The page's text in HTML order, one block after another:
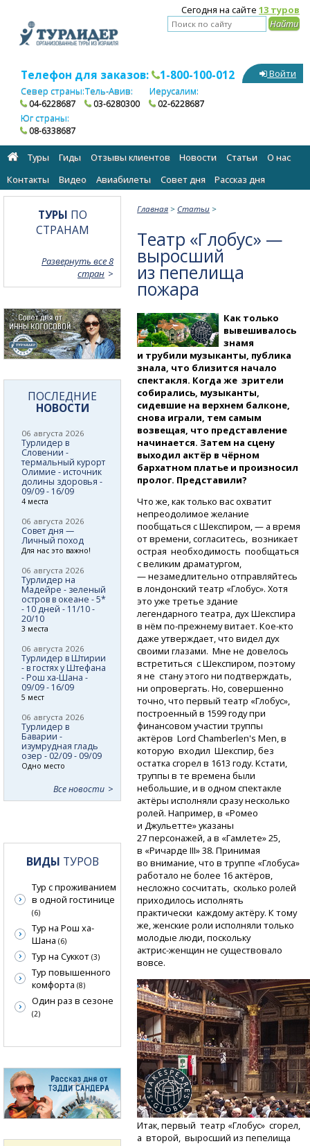
Сегодня на сайте 13 туров
Телефон для заказов: 1-800-100-012
Север страны:
04-6228687
Тель-Авив:
03-6280300
Иерусалим:
02-6228687
Юг страны:
08-6338687
Войти
Туры Гиды Отзывы клиентов Новости Статьи
О нас
Контакты
Видео Авиабилеты Cовет дня Рассказ дня
Главная > Статьи >
Театр «Глобус» —
выросший
из пепелища
пожара
Как только
вывешивалось
знамя
и трубили музыканты, публика
знала, что близится начало
спектакля. Когда же зрители
собирались, музыканты,
сидевшие на верхнем балконе,
снова играли, тем самым
возвещая, что представление
начинается. Затем на сцену
выходил актёр в чёрном
бархатном платье и произносил
пролог. Представили?
Что же, как только вас охватит
непреодолимое желание
пообщаться с Шекспиром, — а время
от времени, согласитесь, возникает
острая необходимость пообщаться
с великим драматургом,
— незамедлительно отправляйтесь
в лондонский театр «Глобус». Хотя
это уже третье здание
легендарного театра, дух Шекспира
в нёмпо-прежнемувитает.Кое-кто
даже утверждает, что видел дух
своими глазами. Мне не довелось
встретиться с Шекспиром, поэтому
я не стану этого ни подтверждать,
ни опровергать. Но, совершенно
точно, что первый театр «Глобус»,
построенный в 1599 году при
финансовом участии труппы
актёров Lord Chamberlen's Men, в
которую входил Шекспир, без
остатка сгорел в 1613 году. Кстати,
труппы в те времена были
небольшие, и в одном спектакле
актёры исполняли сразу несколько
ролей. Например, в «Ромео
и Джульетте» указаны
27 персонажей, а в «Гамлете» 25,
в «Ричарде III» 38. Принимая
во внимание, что в труппе «Глобуса»
работало не более 16 актёров,
несложно сосчитать, сколько ролей
приходилось исполнять
практически каждому актёру. К тому
же, женские роли исполняли только
молодые люди, поскольку
актрис-женщин не существовало
вовсе.
Итак, первый театр «Глобус» сгорел,
а второй, выросший из пепелища
ТУРЫ ПО
СТРАНАМ
Развернуть все 8
стран
ПОСЛЕДНИЕ
НОВОСТИ
06 августа 2026
Турлидер в
Словении -
термальный курорт
Олимие - источник
долины здоровья -
09/09 - 16/09
4 места
06 августа 2026
Совет дня —
Личный поход
Для нас это важно!
06 августа 2026
Турлидер на
Мадейре - зеленый
остров в океане - 5*
- 10 дней - 11/10 -
20/10
3 места
06 августа 2026
Турлидер в Штирии
- в гостях у Штефана
- Рош ха-Шана -
09/09 - 16/09
5 мест
06 августа 2026
Турлидер в
Баварии -
изумрудная гладь
озер - 02/09 - 09/09
Одно место
Все новости
ВИДЫ ТУРОВ
Тур с проживанием
в одной гостинице
(6)
Тур на Рош ха-
Шана (6)
Тур на Суккот (3)
Тур повышенного
комфорта (8)
Один раз в сезоне
(2)